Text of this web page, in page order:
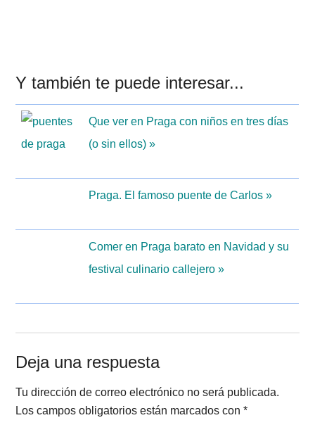
Interacciones
con
los
Y también te puede interesar...
Que ver en Praga con niños en tres días
(o sin ellos) »
Praga. El famoso puente de Carlos »
Comer en Praga barato en Navidad y su
festival culinario callejero »
Deja una respuesta
Tu dirección de correo electrónico no será publicada.
Los campos obligatorios están marcados con*